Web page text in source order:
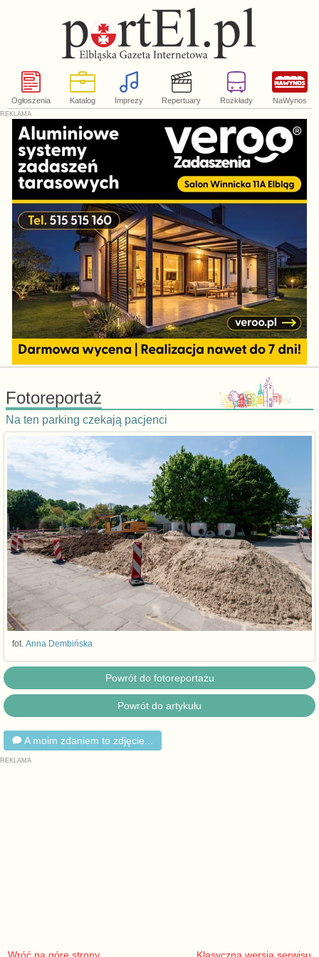
Ogłoszenia Katalog Imprezy Repertuary Rozkłady NaWynos
Fotoreportaż
Na ten parking czekają pacjenci
fot. Anna Dembińska
Powrót do fotoreportażu
Powrót do artykułu
A moim zdaniem to zdjęcie...